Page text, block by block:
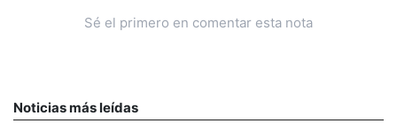
Sé el primero en comentar esta nota
Noticias más leídas